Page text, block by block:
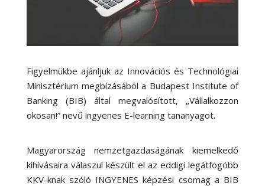
Figyelmükbe ajánljuk az Innovációs és Technológiai
Minisztérium megbízásából a Budapest Institute of
Banking (BIB) által megvalósított, „Vállalkozzon
okosan!” nevű ingyenes E-learning tananyagot.
Magyarország nemzetgazdaságának kiemelkedő
kihívásaira válaszul készült el az eddigi legátfogóbb
KKV-knak szóló INGYENES képzési csomag a BIB